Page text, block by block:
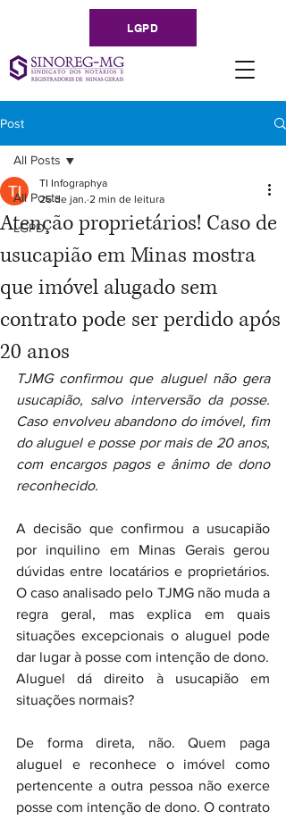
LGPD
Post
All Posts
LGPD
All Posts
Atenção proprietários! Caso de
usucapião em Minas mostra
que imóvel alugado sem
contrato pode ser perdido após
20 anos
TI Infographya
26 de jan. 2 min de leitura
TJMG confirmou que aluguel não gera
usucapião, salvo interversão da posse.
Caso envolveu abandono do imóvel, fim
do aluguel e posse por mais de 20 anos,
com encargos pagos e ânimo de dono
reconhecido.
A decisão que confirmou a usucapião
por inquilino em Minas Gerais gerou
dúvidas entre locatários e proprietários.
O caso analisado pelo TJMG não muda a
regra geral, mas explica em quais
situações excepcionais o aluguel pode
dar lugar à posse com intenção de dono.
Aluguel dá direito à usucapião em
situações normais?
De forma direta, não. Quem paga
aluguel e reconhece o imóvel como
pertencente a outra pessoa não exerce
posse com intenção de dono. O contrato